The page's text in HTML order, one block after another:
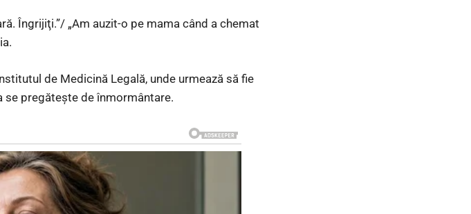
Îngrijiţi.”/ „Am auzit-o pe mama când a chemat
de Medicină Legală, unde urmează să fie
pregătește de înmormântare.